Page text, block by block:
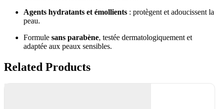
Agents hydratants et émollients : protègent et adoucissent la
peau.
Formule sans parabène, testée dermatologiquement et
adaptée aux peaux sensibles.
Related Products